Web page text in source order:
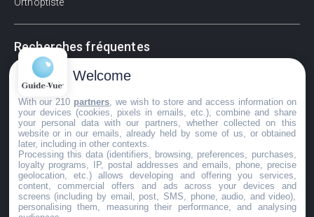
Orthoptiste
Recherches fréquentes
Pathologies adultes
Signes d'une urgence ophtalmologique
La vision
Acuité visuelle
Myosis / mydriase
Œdème oculaire
©GuideVue2024
Welcome
With our 210 partners , we wish to store and access information on
your devices (cookies, pixels in emails, etc.), combine and share
your personal data with our partners, whether collected on this
website or in our emails, already held by some of us, or obtained
later, including in other contexts.
Processing this data (identifiers, browsing, preferences, purchases,
loyalty programs, IP, postal addresses and emails, phone, precise
geolocation, etc.) allows developing and offering you services,
content, commercial offers and ads across your devices and
screens (including by email, post, SMS, phone, audio, and video),
personalising them, measuring their performance, and analysing